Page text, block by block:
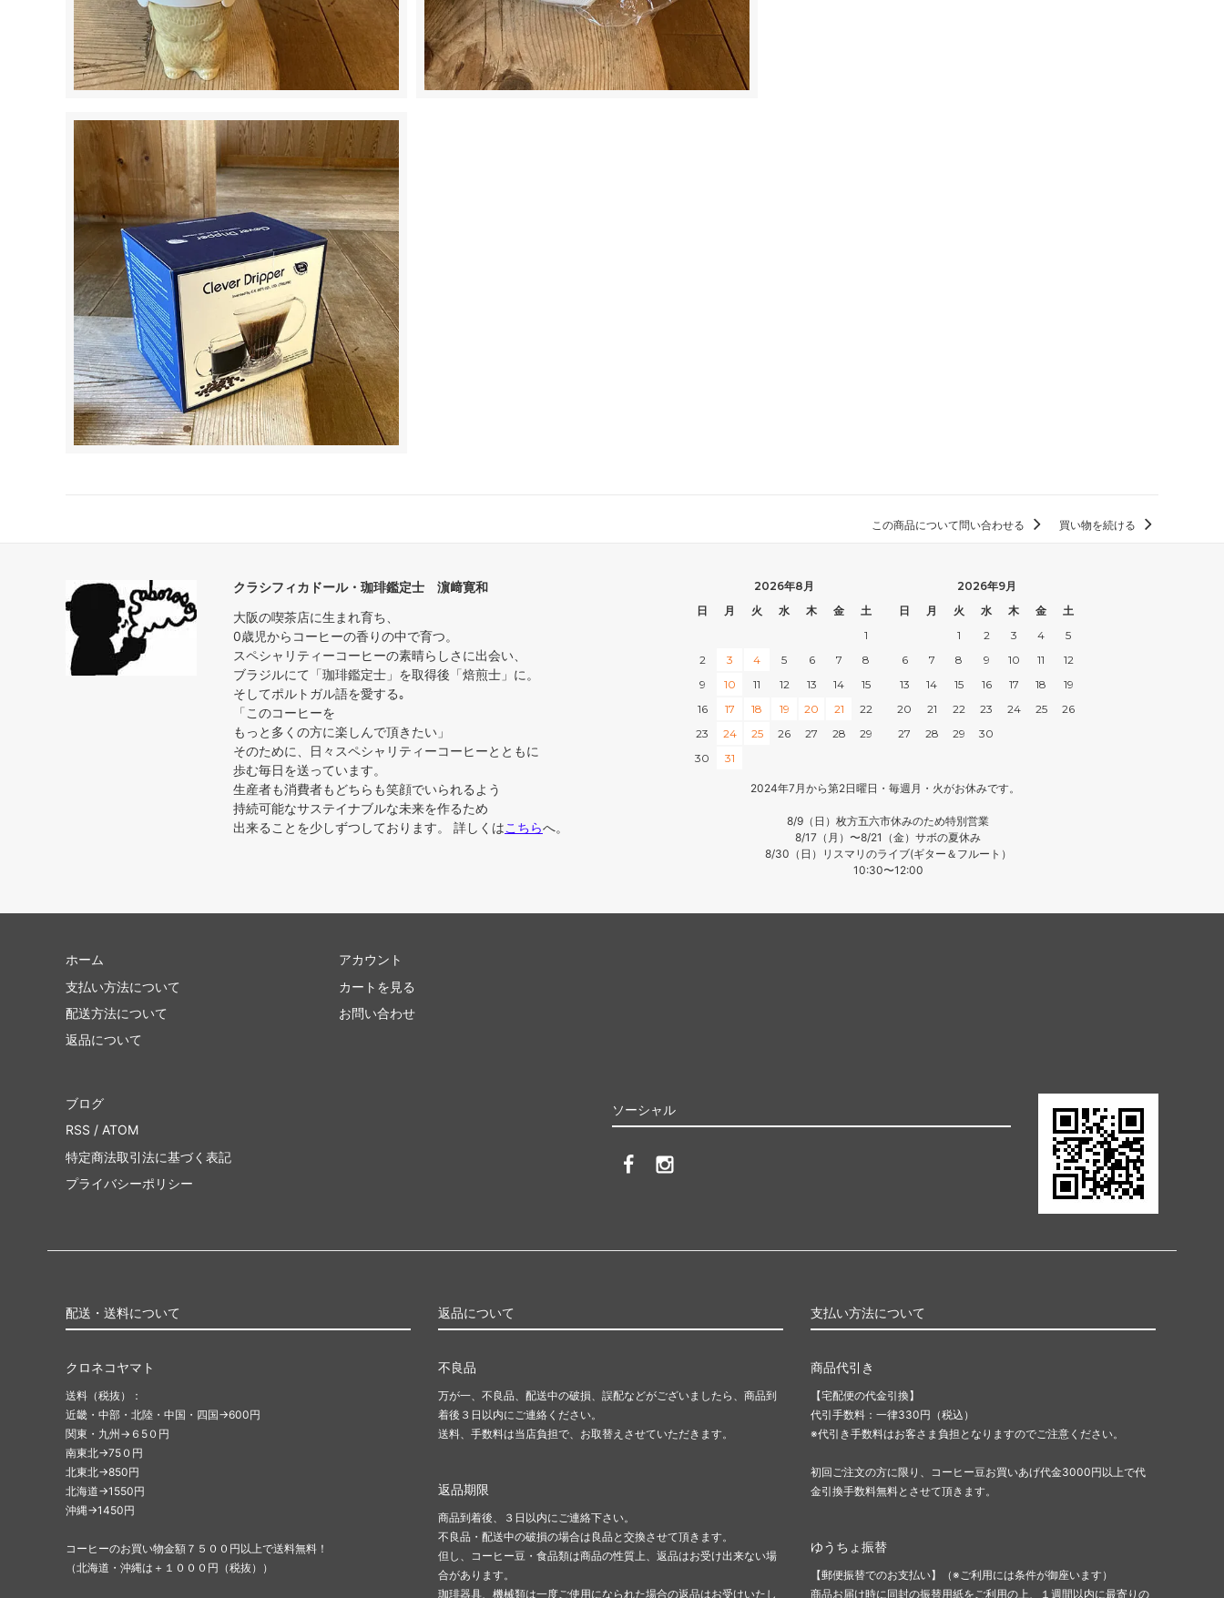
この商品について問い合わせる 買い物を続ける
クラシフィカドール・珈琲鑑定士 濵﨑寛和
大阪の喫茶店に生まれ育ち、
0歳児からコーヒーの香りの中で育つ。
スペシャリティーコーヒーの素晴らしさに出会い、
ブラジルにて「珈琲鑑定士」を取得後「焙煎士」に。
そしてポルトガル語を愛する｡
「このコーヒーを
もっと多くの方に楽しんで頂きたい」
そのために、日々スペシャリティーコーヒーとともに
歩む毎日を送っています。
生産者も消費者もどちらも笑顔でいられるよう
持続可能なサステイナブルな未来を作るため
出来ることを少しずつしております。 詳しくはこちらへ。
2026年8月
日
月 火 水 木 金
土
1
2
3 4 5 6 7
8
9
10 11 12 13 14
15
16
17 18 19 20 21
22
23
24 25 26 27 28
29
30
31
2026年9月
日
月 火 水 木 金
土
1
2 3 4
5
6
7 8 9 10 11
12
13
14 15 16 17 18
19
20
21 22 23 24 25
26
27
28 29 30
2024年7月から第2日曜日・毎週月・火がお休みです。
8/9（日）枚方五六市休みのため特別営業
8/17（月）〜8/21（金）サボの夏休み
8/30（日）リスマリのライブ(ギター＆フルート）
10:30〜12:00
ホーム
支払い方法について
配送方法について
返品について
アカウント
カートを見る
お問い合わせ
ソーシャル
ブログ
RSS / ATOM
特定商法取引法に基づく表記
プライバシーポリシー
配送・送料について
クロネコヤマト
送料（税抜）：
近畿・中部・北陸・中国・四国→600円
関東・九州→６5０円
南東北→75０円
北東北→850円
北海道→1550円
沖縄→1450円
コーヒーのお買い物金額７５００円以上で送料無料！
（北海道・沖縄は＋１０００円（税抜））
返品について
不良品
万が一、不良品、配送中の破損、誤配などがございましたら、商品到
着後３日以内にご連絡ください。
送料、手数料は当店負担で、お取替えさせていただきます。
返品期限
商品到着後、３日以内にご連絡下さい。
不良品・配送中の破損の場合は良品と交換させて頂きます。
但し、コーヒー豆・食品類は商品の性質上、返品はお受け出来ない場
合があります。
珈琲器具、機械類は一度ご使用になられた場合の返品はお受けいたし
支払い方法について
商品代引き
【宅配便の代金引換】
代引手数料：一律330円（税込）
※代引き手数料はお客さま負担となりますのでご注意ください。
初回ご注文の方に限り、コーヒー豆お買いあげ代金3000円以上で代
金引換手数料無料とさせて頂きます。
ゆうちょ振替
【郵便振替でのお支払い】（※ご利用には条件が御座います）
商品お届け時に同封の振替用紙をご利用の上、１週間以内に最寄りの